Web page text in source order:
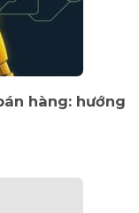
hàng: hướng